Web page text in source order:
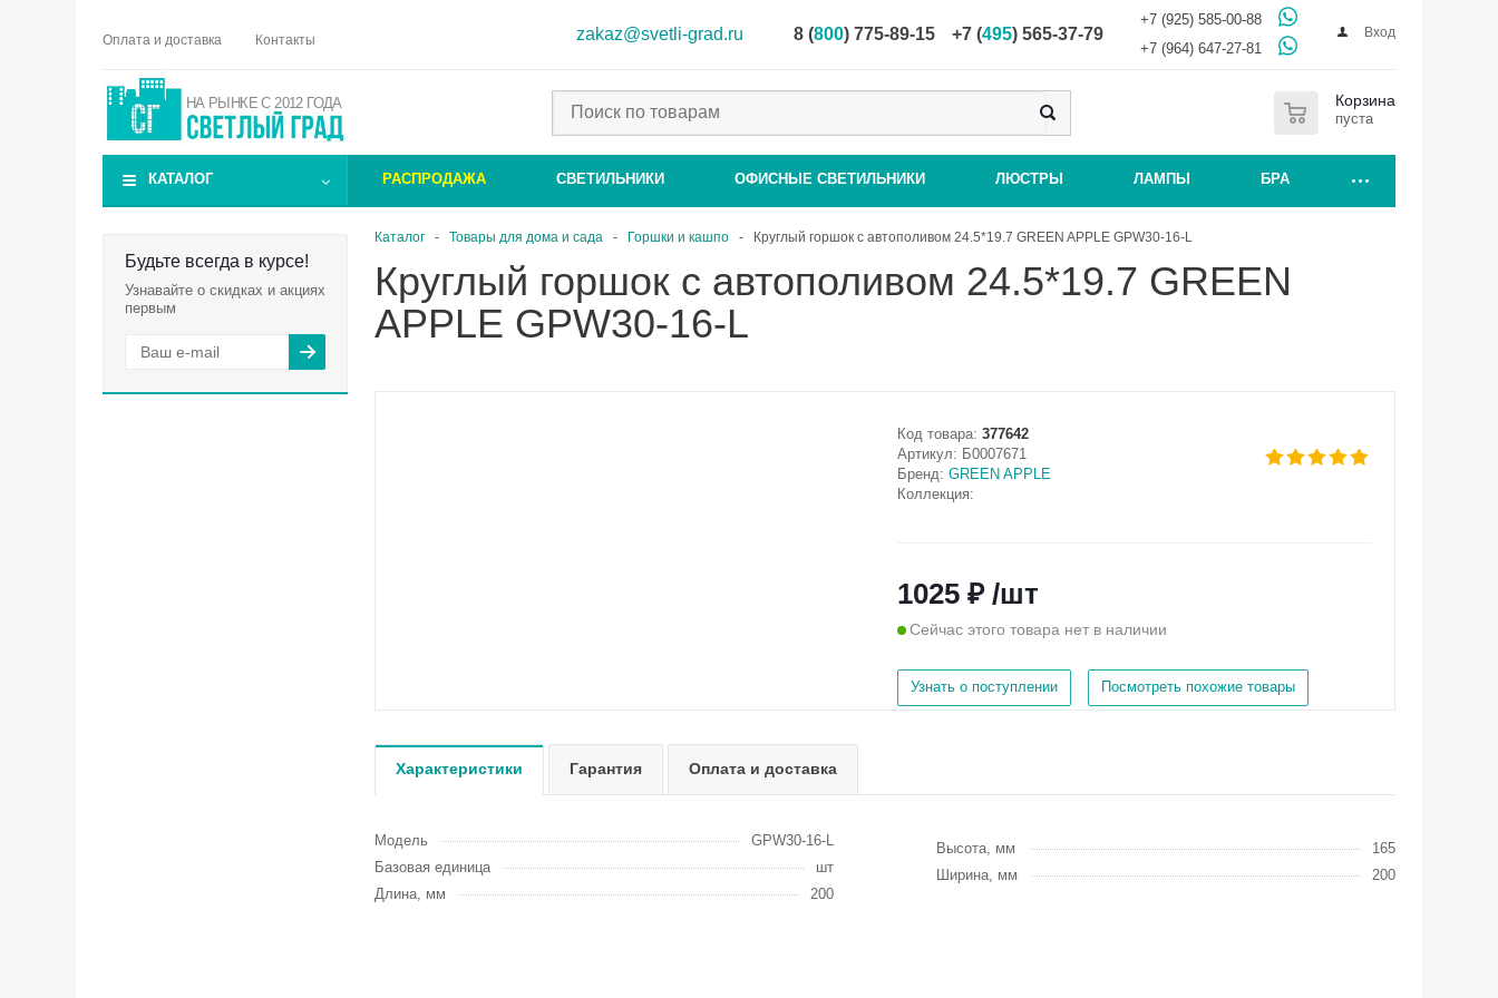
Оплата и доставка Контакты zakaz@svetli-grad.ru 8 (800) 775-89-15 +7 (495) 565-37-79
+7 (925) 585-00-88
+7 (964) 647-27-81
Вход
НА РЫНКЕ С 2012 ГОДА Корзина
пуста
КАТАЛОГ РАСПРОДАЖА СВЕТИЛЬНИКИ ОФИСНЫЕ СВЕТИЛЬНИКИ ЛЮСТРЫ ЛАМПЫ БРА
Будьте всегда в курсе!
Узнавайте о скидках и акциях
первым
Каталог - Товары для дома и сада - Горшки и кашпо - Круглый горшок с автополивом 24.5*19.7 GREEN APPLE GPW30-16-L
Круглый горшок с автополивом 24.5*19.7 GREEN
APPLE GPW30-16-L
Код товара: 377642
Артикул: Б0007671
Бренд: GREEN APPLE
Коллекция:
1025 ₽ /шт
Сейчас этого товара нет в наличии
Узнать о поступлении Посмотреть похожие товары
Характеристики Гарантия Оплата и доставка
Модель
GPW30-16-L
Базовая единица
шт
Длина, мм
200
Высота, мм
165
Ширина, мм
200